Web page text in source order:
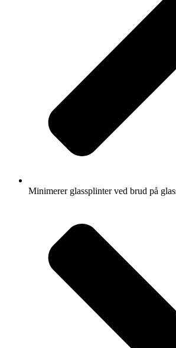
Minimerer glassplinter ved brud på